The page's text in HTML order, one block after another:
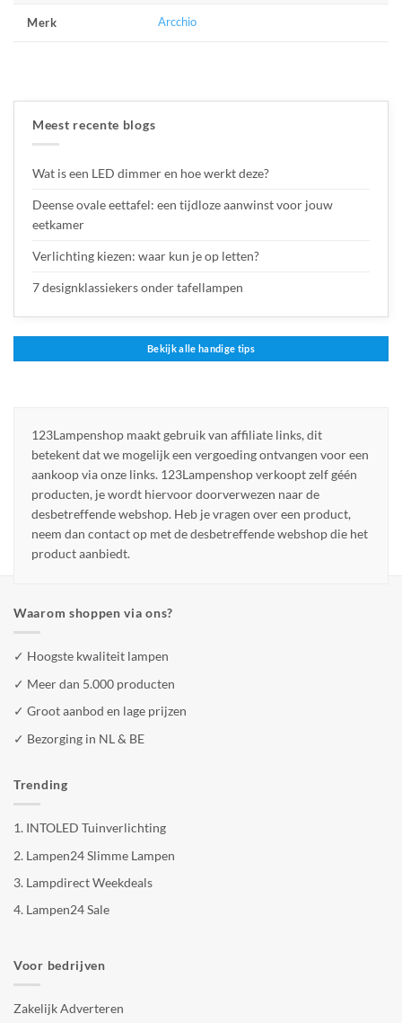
Merk Arcchio
Meest recente blogs
Wat is een LED dimmer en hoe werkt deze?
Deense ovale eettafel: een tijdloze aanwinst voor jouw
eetkamer
Verlichting kiezen: waar kun je op letten?
7 designklassiekers onder tafellampen
Bekijk alle handige tips
123Lampenshop maakt gebruik van affiliate links, dit
betekent dat we mogelijk een vergoeding ontvangen voor een
aankoop via onze links. 123Lampenshop verkoopt zelf géén
producten, je wordt hiervoor doorverwezen naar de
desbetreffende webshop. Heb je vragen over een product,
neem dan contact op met de desbetreffende webshop die het
product aanbiedt.
Waarom shoppen via ons?
✓ Hoogste kwaliteit lampen
✓ Meer dan 5.000 producten
✓ Groot aanbod en lage prijzen
✓ Bezorging in NL & BE
Trending
1. INTOLED Tuinverlichting
2. Lampen24 Slimme Lampen
3. Lampdirect Weekdeals
4. Lampen24 Sale
Voor bedrijven
Zakelijk Adverteren